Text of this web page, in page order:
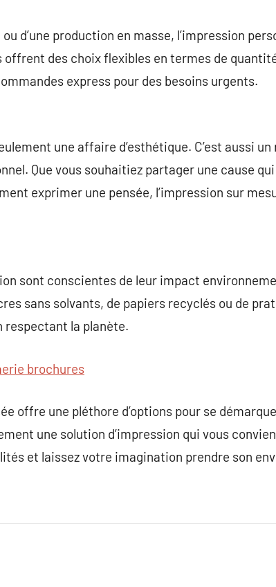
d’une production en masse, l’impression
des choix flexibles en termes de
express pour des besoins urgents.
une affaire d’esthétique. C’est aussi
Que vous souhaitiez partager une cause
exprimer une pensée, l’impression sur
sont conscientes de leur impact
sans solvants, de papiers recyclés ou de
respectant la planète.
brochures
offre une pléthore d’options pour se
une solution d’impression qui vous
et laissez votre imagination prendre son